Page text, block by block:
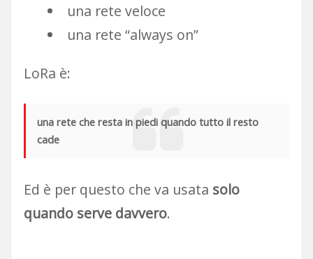
una rete veloce
una rete “always on”
LoRa è:
una rete che resta in piedi quando tutto il resto
cade
Ed è per questo che va usata solo
quando serve davvero.